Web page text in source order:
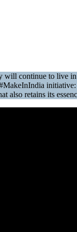
will continue to live
also retains its